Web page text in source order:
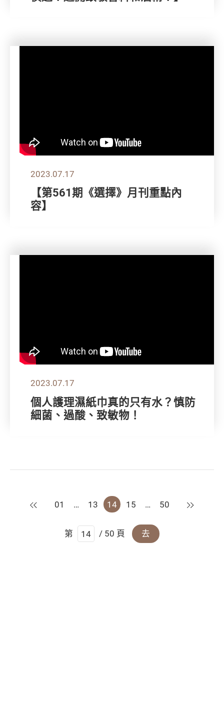
2023.07.17
【第561期《選擇》月刊重點內
容】
2023.07.17
個人護理濕紙巾真的只有水？慎防
細菌、過酸、致敏物！
上一頁
01 … 13 14 15 … 50 下一頁
第 / 50 頁 去